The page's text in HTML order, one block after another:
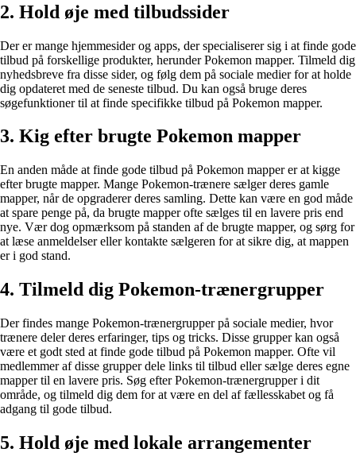
2. Hold øje med tilbudssider
Der er mange hjemmesider og apps, der specialiserer sig i at finde gode
tilbud på forskellige produkter, herunder Pokemon mapper. Tilmeld dig
nyhedsbreve fra disse sider, og følg dem på sociale medier for at holde
dig opdateret med de seneste tilbud. Du kan også bruge deres
søgefunktioner til at finde specifikke tilbud på Pokemon mapper.
3. Kig efter brugte Pokemon mapper
En anden måde at finde gode tilbud på Pokemon mapper er at kigge
efter brugte mapper. Mange Pokemon-trænere sælger deres gamle
mapper, når de opgraderer deres samling. Dette kan være en god måde
at spare penge på, da brugte mapper ofte sælges til en lavere pris end
nye. Vær dog opmærksom på standen af de brugte mapper, og sørg for
at læse anmeldelser eller kontakte sælgeren for at sikre dig, at mappen
er i god stand.
4. Tilmeld dig Pokemon-trænergrupper
Der findes mange Pokemon-trænergrupper på sociale medier, hvor
trænere deler deres erfaringer, tips og tricks. Disse grupper kan også
være et godt sted at finde gode tilbud på Pokemon mapper. Ofte vil
medlemmer af disse grupper dele links til tilbud eller sælge deres egne
mapper til en lavere pris. Søg efter Pokemon-trænergrupper i dit
område, og tilmeld dig dem for at være en del af fællesskabet og få
adgang til gode tilbud.
5. Hold øje med lokale arrangementer